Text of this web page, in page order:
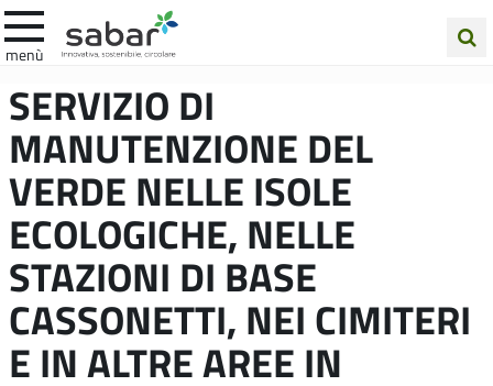
menù
nel
sito
SERVIZIO DI
MANUTENZIONE DEL
VERDE NELLE ISOLE
ECOLOGICHE, NELLE
STAZIONI DI BASE
CASSONETTI, NEI CIMITERI
E IN ALTRE AREE IN